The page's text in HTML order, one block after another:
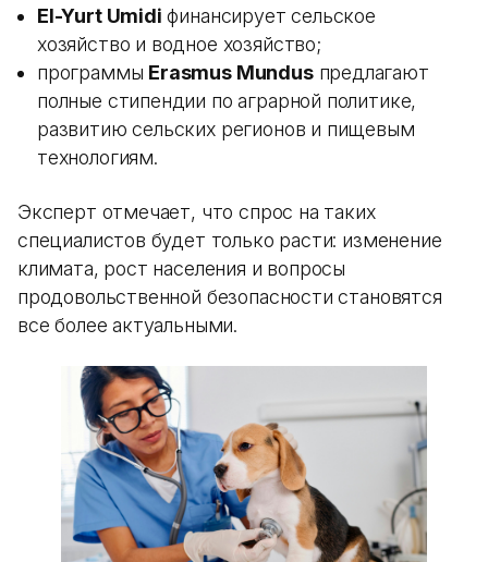
El-Yurt Umidi финансирует сельское
хозяйство и водное хозяйство;
программы Erasmus Mundusпредлагают
полные стипендии по аграрной политике,
развитию сельских регионов и пищевым
технологиям.
Эксперт отмечает, что спрос на таких
специалистов будет только расти: изменение
климата, рост населения и вопросы
продовольственной безопасности становятся
все более актуальными.